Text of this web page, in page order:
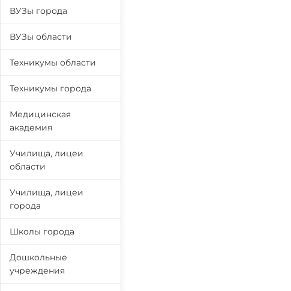
ВУЗы города
ВУЗы области
Техникумы области
Техникумы города
Медицинская
академия
Училища, лицеи
области
Училища, лицеи
города
Школы города
Дошкольные
учреждения